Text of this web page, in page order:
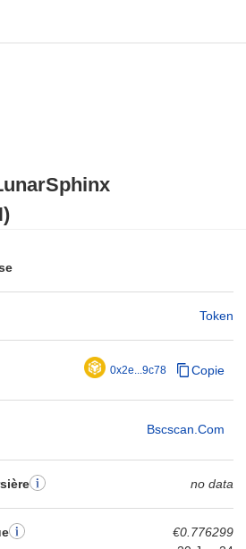
Token
0x2e...9c78 Copie
Bscscan.com
no data
€0.776299